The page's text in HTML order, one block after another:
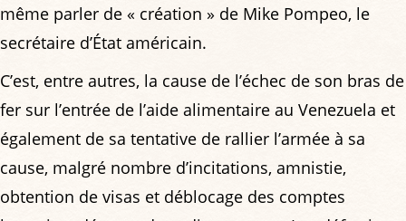
même parler de « création » de Mike Pompeo, le
secrétaire d’État américain.
C’est, entre autres, la cause de l’échec de son bras de
fer sur l’entrée de l’aide alimentaire au Venezuela et
également de sa tentative de rallier l’armée à sa
cause, malgré nombre d’incitations, amnistie,
obtention de visas et déblocage des comptes